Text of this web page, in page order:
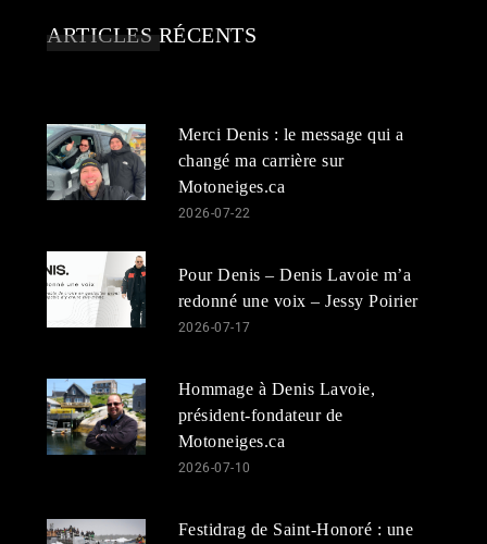
ARTICLES RÉCENTS
Merci Denis : le message qui a
changé ma carrière sur
Motoneiges.ca
2026-07-22
Pour Denis – Denis Lavoie m’a
redonné une voix – Jessy Poirier
2026-07-17
Hommage à Denis Lavoie,
président-fondateur de
Motoneiges.ca
2026-07-10
Festidrag de Saint-Honoré : une